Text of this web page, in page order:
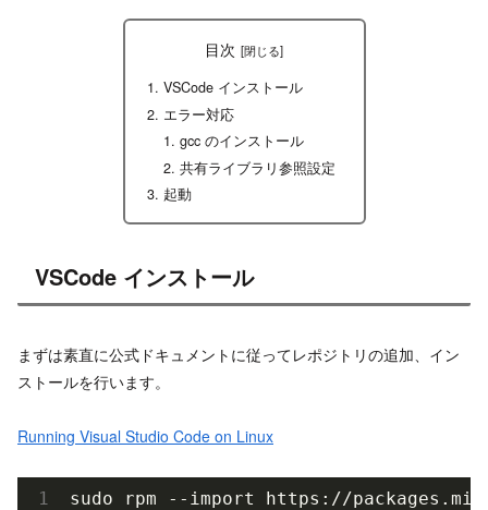
目次
VSCode インストール
エラー対応
gcc のインストール
共有ライブラリ参照設定
起動
VSCode インストール
まずは素直に公式ドキュメントに従ってレポジトリの追加、イン
ストールを行います。
Running Visual Studio Code on Linux
sudo rpm --import https://